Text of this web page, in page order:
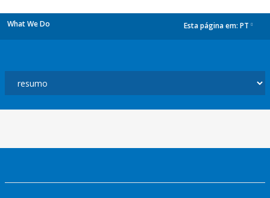
What We Do Esta página em: PT